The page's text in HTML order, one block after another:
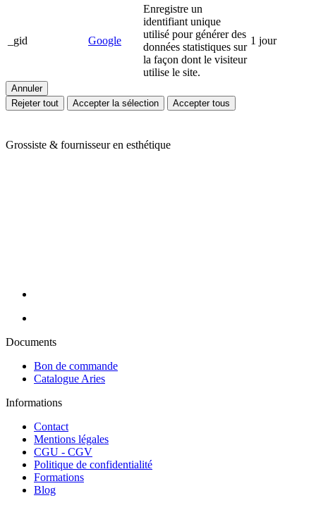
_gid Google
Enregistre un
identifiant unique
utilisé pour générer des
données statistiques sur
la façon dont le visiteur
utilise le site.
1 jour
Annuler
Rejeter tout
Accepter la sélection Accepter tous
Grossiste & fournisseur en esthétique
Documents
Bon de commande
Catalogue Aries
Informations
Contact
Mentions légales
CGU - CGV
Politique de confidentialité
Formations
Blog